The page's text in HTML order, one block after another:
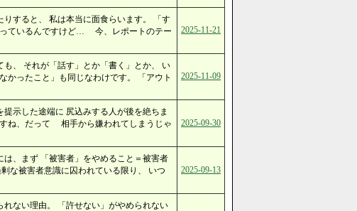
すると、 私は本当に面食らいます。 「す
ているんですけど… 今、レポートのテー
2025-11-21
、 それが「話す」とか「書く」とか、 い
かったこと」も同じなわけです。 「アウト
2025-11-09
示した途端に 尻込みする人が後を絶ちま
ね、だって 相手から嫌われてしまうじゃ
2025-09-30
、まず 「被害者」をやめること＝被害者
な被害者意識に囚われている限り、 いつ
2025-09-13
れない理由。 「許せない」がやめられない